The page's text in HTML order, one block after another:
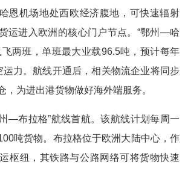
恩机场地处西欧经济腹地，可快速辐射
运进入欧洲的核心门户节点。“鄂州—哈
飞两班，单班最大业载96.5吨，预计每年
力。航线开通后，相关物流企业将同步
，为进出港货物做好海外端服务。
—布拉格”航线首航。该航线计划每周一
吨货物。布拉格位于欧洲大陆中心，作
枢纽，其铁路与公路网络可将货物快速